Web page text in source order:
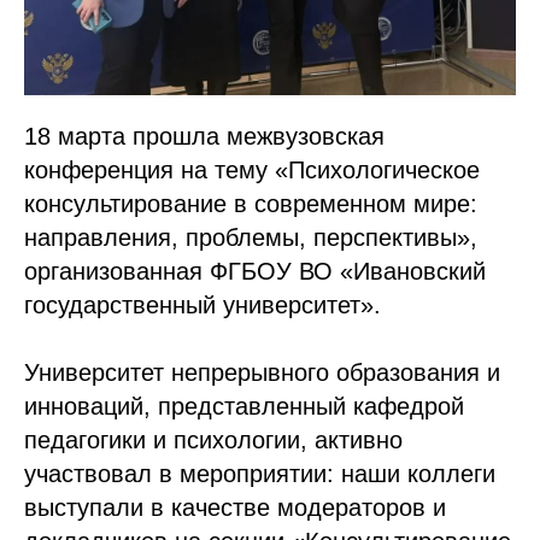
18 марта прошла межвузовская
конференция на тему «Психологическое
консультирование в современном мире:
направления, проблемы, перспективы»,
организованная ФГБОУ ВО «Ивановский
государственный университет».
Университет непрерывного образования и
инноваций, представленный кафедрой
педагогики и психологии, активно
участвовал в мероприятии: наши коллеги
выступали в качестве модераторов и